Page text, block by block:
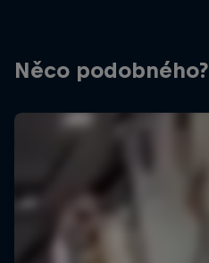
Něco podobného?